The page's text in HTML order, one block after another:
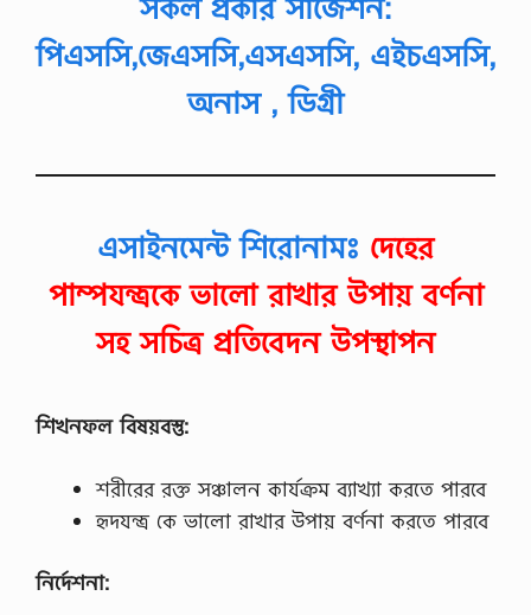
পিএসসি,জেএসসি,এসএসসি, এইচএসসি,
অনাস , ডিগ্রী
এসাইনমেন্ট শিরোনামঃ দেহের
পাম্পযন্ত্রকে ভালো রাখার উপায় বর্ণনা
সহ সচিত্র প্রতিবেদন উপস্থাপন
শিখনফল বিষয়বস্তু:
শরীরের রক্ত সঞ্চালন কার্যক্রম ব্যাখ্যা করতে পারবে
হৃদযন্ত্র কে ভালো রাখার উপায় বর্ণনা করতে পারবে
নির্দেশনা: